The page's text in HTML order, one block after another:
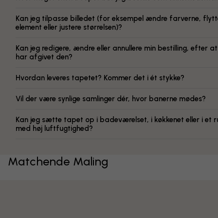
Kan jeg tilpasse billedet (for eksempel ændre farverne,
element eller justere størrelsen)?
Kan jeg redigere, ændre eller annullere min bestilling, efter
har afgivet den?
Hvordan leveres tapetet? Kommer det i ét stykke?
Vil der være synlige samlinger dér, hvor banerne mødes?
Kan jeg sætte tapet op i badeværelset, i køkkenet eller i et
med høj luftfugtighed?
Matchende Maling